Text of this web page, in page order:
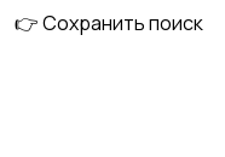
👉 Сохранить поиск